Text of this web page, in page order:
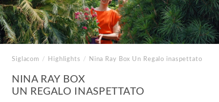
PROGETTI
SIGLACOM
Siglacom / Highlights / Nina Ray Box Un Regalo inaspettato
NINA RAY BOX
UN REGALO INASPETTATO